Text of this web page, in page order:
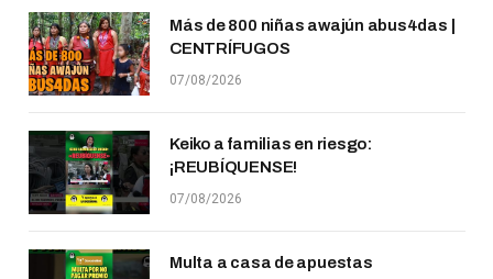
Más de 800 niñas awajún abus4das |
CENTRÍFUGOS
07/08/2026
Keiko a familias en riesgo:
¡REUBÍQUENSE!
07/08/2026
Multa a casa de apuestas